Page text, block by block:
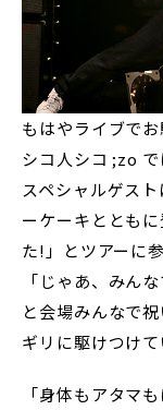
もはやライブで
シコ人シコ ;zo
スペシャルゲス
ーケーキととも
た!」とツアーに
「じゃあ、みん
と会場みんなで
ギリに駆けつけて
「身体もアタマ